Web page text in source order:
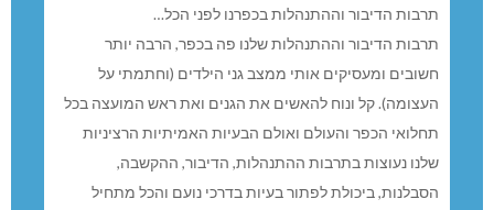
תרבות הדיבור וההתנהלות בכפרנו לפני הכל…
תרבות הדיבור וההתנהלות שלנו פה בכפר, הרבה יותר
חשובים ומעסיקים אותי ממצב גני הילדים (וחתמתי על
העצומה). קל ונוח להאשים את הגנים ואת ראש המועצה בכל
תחלואי הכפר והעולם ואולם הבעיות האמיתיות הרציניות
שלנו נעוצות בתרבות ההתנהלות, הדיבור, ההקשבה,
הסבלנות, ביכולת לפתור בעיות בדרכי נועם והכל מתחיל